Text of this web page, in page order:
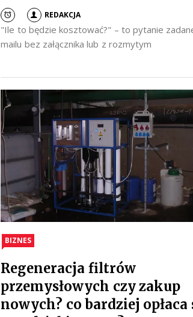
REDAKCJA
"Ile to będzie kosztować?" – to pytanie
mailu bez załącznika lub z rozmytym
BIZNES
Regeneracja filtrów
przemysłowych czy zakup
nowych? co bardziej opłaca